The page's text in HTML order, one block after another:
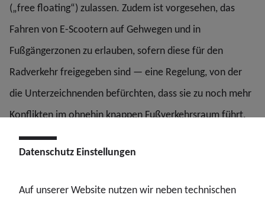
(„free floating“) zulassen. Zudem ist vorgesehen, das
Fahren von E-Scootern auf Gehwegen und in
Fußgängerzonen zu erlauben, sofern diese für den
Radverkehr freigegeben sind — eine Regelung, von der
die Unterzeichnenden befürchten, dass sie zu noch mehr
Konflikten im ohnehin knappen Fußverkehrsraum führt.
Ebenfalls problematisch sei die geplante Ausnahme von
der bestehenden Überholabstandsregel: E-Scooter sollen
Datenschutz Einstellungen
Auf unserer Website nutzen wir neben technischen